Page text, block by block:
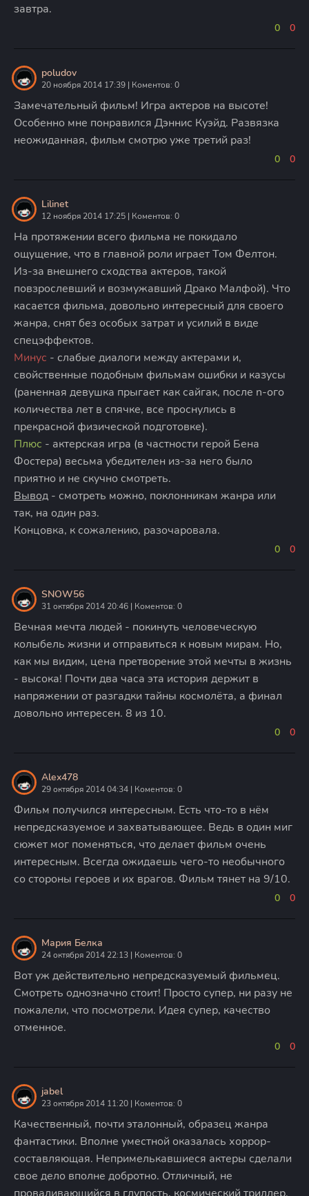
завтра.
0 0
poludov
20 ноября 2014 17:39 | Коментов: 0
Замечательный фильм! Игра актеров на высоте!
Особенно мне понравился Дэннис Куэйд. Развязка
неожиданная, фильм смотрю уже третий раз!
0 0
Lilinet
12 ноября 2014 17:25 | Коментов: 0
На протяжении всего фильма не покидало
ощущение, что в главной роли играет Том Фелтон.
Из-за внешнего сходства актеров, такой
повзрослевший и возмужавший Драко Малфой). Что
касается фильма, довольно интересный для своего
жанра, снят без особых затрат и усилий в виде
спецэффектов.
Минус - слабые диалоги между актерами и,
свойственные подобным фильмам ошибки и казусы
(раненная девушка прыгает как сайгак, после n-ого
количества лет в спячке, все проснулись в
прекрасной физической подготовке).
Плюс - актерская игра (в частности герой Бена
Фостера) весьма убедителен из-за него было
приятно и не скучно смотреть.
Вывод - смотреть можно, поклонникам жанра или
так, на один раз.
Концовка, к сожалению, разочаровала.
0 0
SNOW56
31 октября 2014 20:46 | Коментов: 0
Вечная мечта людей - покинуть человеческую
колыбель жизни и отправиться к новым мирам. Но,
как мы видим, цена претворение этой мечты в жизнь
- высока! Почти два часа эта история держит в
напряжении от разгадки тайны космолёта, а финал
довольно интересен. 8 из 10.
0 0
Alex478
29 октября 2014 04:34 | Коментов: 0
Фильм получился интересным. Есть что-то в нём
непредсказуемое и захватывающее. Ведь в один миг
сюжет мог поменяться, что делает фильм очень
интересным. Всегда ожидаешь чего-то необычного
со стороны героев и их врагов. Фильм тянет на 9/10.
0 0
Мария Белка
24 октября 2014 22:13 | Коментов: 0
Вот уж действительно непредсказуемый фильмец.
Смотреть однозначно стоит! Просто супер, ни разу не
пожалели, что посмотрели. Идея супер, качество
отменное.
0 0
jabel
23 октября 2014 11:20 | Коментов: 0
Качественный, почти эталонный, образец жанра
фантастики. Вполне уместной оказалась хоррор-
составляющая. Непримелькавшиеся актеры сделали
свое дело вполне добротно. Отличный, не
проваливающийся в глупость, космический триллер.